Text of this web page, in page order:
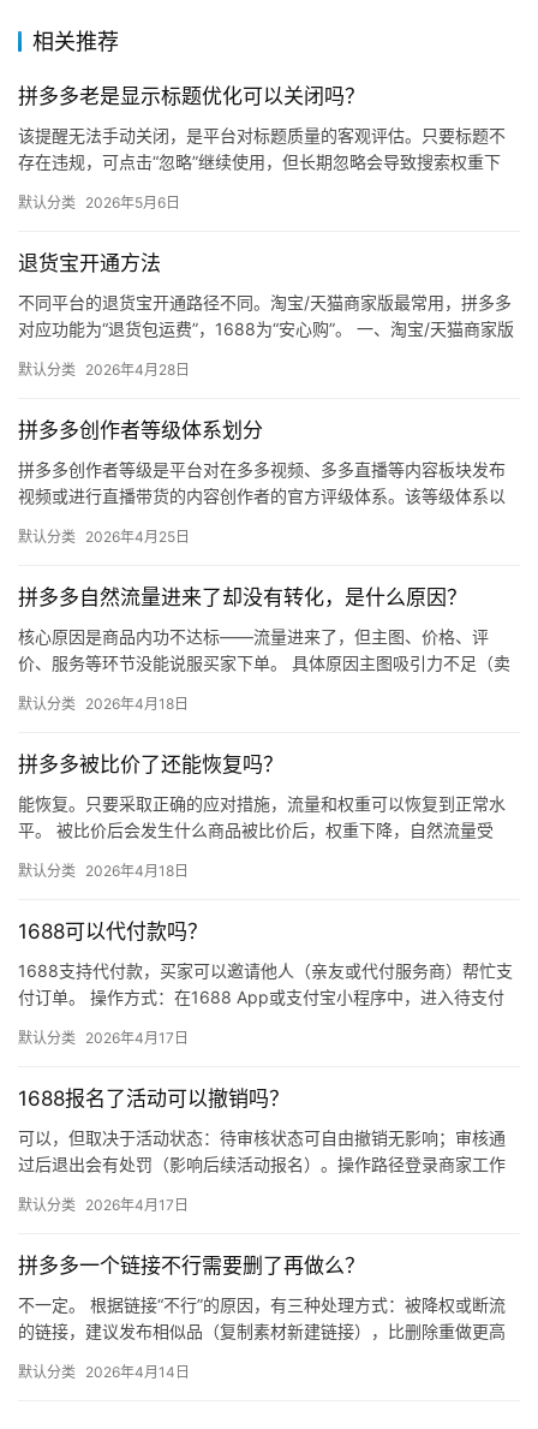
跨
境
电
商
自
体
社
区
相关推荐
拼多多老是显示标题优化可以关闭吗？
该提醒无法手动关闭，是平台对标题质量的客观评估。只要标题不
存在违规，可点击“忽略”继续使用，但长期忽略会导致搜索权重下
默认分类 2026年5月6日
退货宝开通方法
不同平台的退货宝开通路径不同。淘宝/天猫商家版最常用，拼多多
对应功能为“退货包运费”，1688为“安心购”。 一、淘宝/天猫商家版
默认分类 2026年4月28日
拼多多创作者等级体系划分
拼多多创作者等级是平台对在多多视频、多多直播等内容板块发布
视频或进行直播带货的内容创作者的官方评级体系。该等级体系以
同等级…
默认分类 2026年4月25日
拼多多自然流量进来了却没有转化，是什么原因？
核心原因是商品内功不达标——流量进来了，但主图、价格、评
价、服务等环节没能说服买家下单。 具体原因主图吸引力不足（卖
评少、…
默认分类 2026年4月18日
拼多多被比价了还能恢复吗？
能恢复。只要采取正确的应对措施，流量和权重可以恢复到正常水
平。 被比价后会发生什么商品被比价后，权重下降，自然流量受
网价格…
默认分类 2026年4月18日
1688可以代付款吗？
1688支持代付款，买家可以邀请他人（亲友或代付服务商）帮忙支
付订单。 操作方式：在1688 App或支付宝小程序中，进入待支付
默认分类 2026年4月17日
1688报名了活动可以撤销吗？
可以，但取决于活动状态：待审核状态可自由撤销无影响；审核通
过后退出会有处罚（影响后续活动报名）。操作路径登录商家工作
默认分类 2026年4月17日
拼多多一个链接不行需要删了再做么？
不一定。 根据链接“不行”的原因，有三种处理方式：被降权或断流
的链接，建议发布相似品（复制素材新建链接），比删除重做更高
市…
默认分类 2026年4月14日